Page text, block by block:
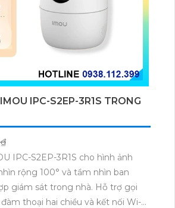
IPC-S2EP-3R1S TRONG
IPC-S2EP-3R1S cho hình ảnh
rộng 100° và tầm nhìn ban
giám sát trong nhà. Hỗ trợ gọi
thoại hai chiều và kết nối Wi-Fi